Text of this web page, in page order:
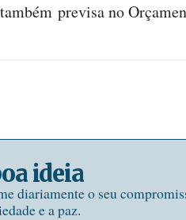
previsa no
ideia
diariamente o seu
e a paz.